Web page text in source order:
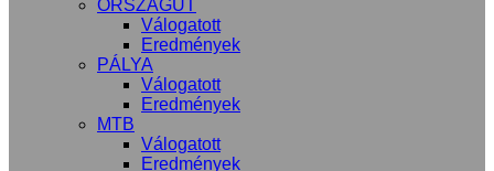
ORSZÁGÚT
Válogatott
Eredmények
PÁLYA
Válogatott
Eredmények
MTB
Válogatott
Eredmények